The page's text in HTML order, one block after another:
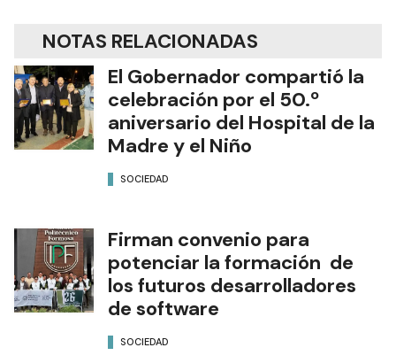
NOTAS RELACIONADAS
El Gobernador compartió la
celebración por el 50.º
aniversario del Hospital de la
Madre y el Niño
SOCIEDAD
Firman convenio para
potenciar la formación de
los futuros desarrolladores
de software
SOCIEDAD